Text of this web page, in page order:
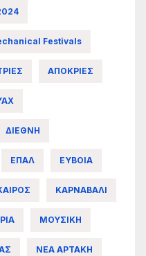
Festivals
ΑΠΟΚΡΙΕΣ
ΔΙΕΘΝΗ
ΕΠΑΛ ΕΥΒΟΙΑ
ΚΑΡΝΑΒΑΛΙ
ΜΟΥΣΙΚΗ
ΝΕΑ ΑΡΤΑΚΗ